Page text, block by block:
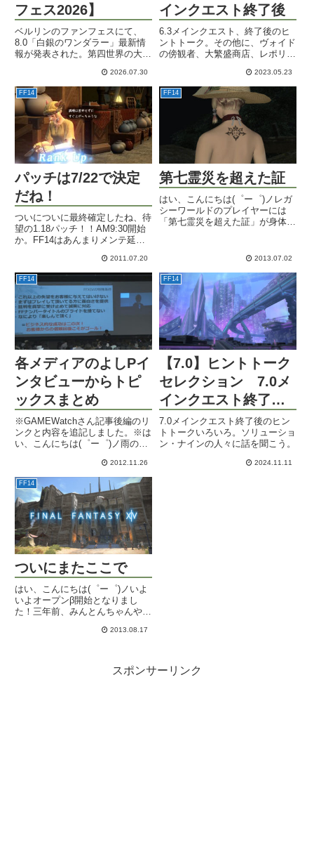
フェス2026】
ベルリンのファンフェスにて、
8.0「白銀のワンダラー」最新情
報が発表された。第四世界の大陸
ティオンなどを紹介。新たなレイ
ドはFF7Rコラボ。ゴールドソー
サーにタイピングゲームも？
2026.07.30
インクエスト終了後
6.3メインクエスト、終了後のヒ
ントトーク。その他に、ヴォイド
の傍観者、大繁盛商店、レポリッ
終了後ヒントトークなども。パン
デモニウムは天獄編に向けて気に
なるカットシーンをメモ。
2023.05.23
FF14
パッチは7/22で決定
だね！
ついについに最終確定したね、待
望の1.18パッチ！！AM9:30開始
か。FF14はあんまりメンテ延長
2と比較してだｗ）ずれ込んでも
10時には新しい世界が広がって
いるわけですね。お昼くらいに一
度見に行けたらいいな...
2011.07.20
FF14
第七霊災を超えた証
はい、こんにちは(゜ー゜)ノレガ
シーワールドのプレイヤーには
「第七霊災を超えた証」が身体の
ようなあのアザ？タトゥー？かな
ゼアに降り立って見てみると首
の...
2013.07.02
FF14
各メディアのよしPイ
ンタビューからトピ
ックスまとめ
※GAMEWatchさん記事後編のリ
ンクと内容を追記しました。※は
い、こんにちは(゜ー゜)ノ雨の月
ムサイトさんに現行版FF14の終
焉を迎えたよしPインタビューが
掲載されました。今日はそのご紹
介と、それらから拾い...
2012.11.26
FF14
【7.0】ヒントトーク
セレクション 7.0メ
インクエスト終了
後 ソリューショ
ン・ナイン編
7.0メインクエスト終了後のヒン
トトークいろいろ。ソリューショ
ン・ナインの人々に話を聞こう。
2024.11.11
FF14
ついにまたここで
はい、こんにちは(゜ー゜)ノいよ
いよオープンβ開始となりまし
た！三年前、みんとんちゃんや兄
ていたのを思い出します。時代の
本当の旅が。ウルダハのオープ
2013.08.17
スポンサーリンク